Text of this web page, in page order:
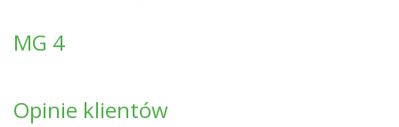
MG 4
Opinie klientów